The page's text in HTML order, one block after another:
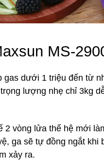
MS-
gas dưới 1 triệu đến từ
lượng nhẹ chỉ 3kg
2 vòng lửa thế hệ mới
ga sẽ tự đồng ngắt khi
xảy ra.